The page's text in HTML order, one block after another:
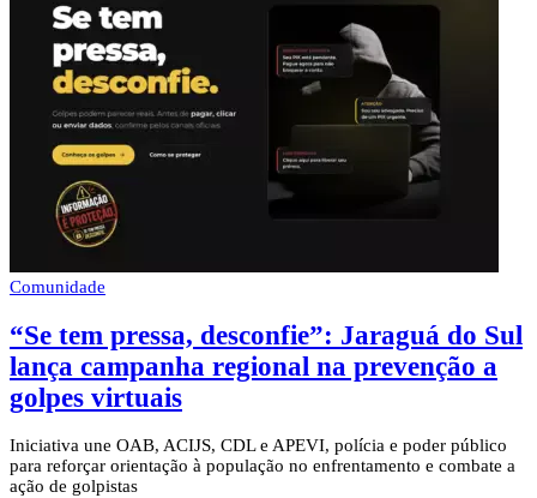
Comunidade
“Se tem pressa, desconfie”: Jaraguá do Sul
lança campanha regional na prevenção a
golpes virtuais
Iniciativa une OAB, ACIJS, CDL e APEVI, polícia e poder público
para reforçar orientação à população no enfrentamento e combate a
ação de golpistas